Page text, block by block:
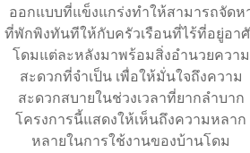
ออกแบบที่แข็งแกร่งทำให้สามารถจัดห
ที่พักพิงทันทีให้กับครัวเรือนที่ไร้ที่อยู่อา
โดมแต่ละหลังมาพร้อมสิ่งอำนวยความ
สะดวกที่จำเป็น เพื่อให้มั่นใจถึงความ
สะดวกสบายในช่วงเวลาที่ยากลำบาก
โครงการนี้แสดงให้เห็นถึงความหลาก
หลายในการใช้งานของบ้านโดม